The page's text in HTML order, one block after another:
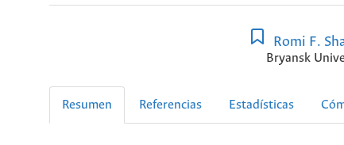
Romi F.
Bryansk
Resumen Referencias Estadísticas